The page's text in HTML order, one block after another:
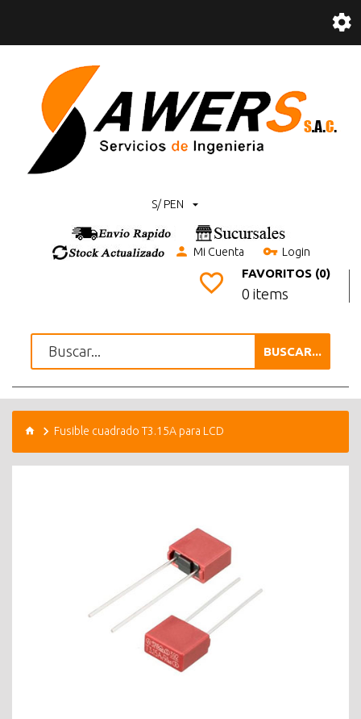
S/ PEN
Mi Cuenta Login
FAVORITOS (0)
0 items
BUSCAR...
Fusible cuadrado T3.15A para LCD